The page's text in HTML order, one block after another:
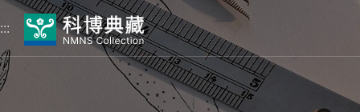
跳到中央內容區塊
:::